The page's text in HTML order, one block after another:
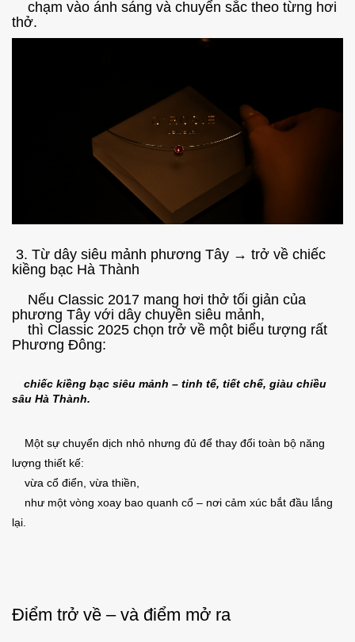
chạm vào ánh sáng và chuyển sắc theo từng hơi
thở.
3. Từ dây siêu mảnh phương Tây → trở về chiếc
kiềng bạc Hà Thành
Nếu Classic 2017 mang hơi thở tối giản của
phương Tây với dây chuyền siêu mảnh,
thì Classic 2025 chọn trở về một biểu tượng rất
Phương Đông:
chiếc kiềng bạc siêu mảnh – tinh tế, tiết chế, giàu chiều
sâu Hà Thành.
Một sự chuyển dịch nhỏ nhưng đủ để thay đổi toàn bộ năng
lượng thiết kế:
vừa cổ điển, vừa thiền,
như một vòng xoay bao quanh cổ – nơi cảm xúc bắt đầu lắng
lại.
Điểm trở về – và điểm mở ra